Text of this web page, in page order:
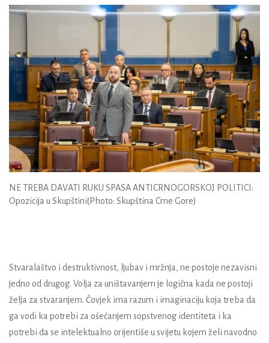
NE TREBA DAVATI RUKU SPASA ANTICRNOGORSKOJ POLITICI:
Opozicija u Skupštini(Photo: Skupština Crne Gore)
Stvaralaštvo i destruktivnost, ljubav i mržnja, ne postoje nezavisni
jedno od drugog. Volja za uništavanjem je logična kada ne postoji
želja za stvaranjem. Čovjek ima razum i imaginaciju koja treba da
ga vodi ka potrebi za ośećanjem sopstvenog identiteta i ka
potrebi da se intelektualno orijentiše u svijetu kojem želi navodno